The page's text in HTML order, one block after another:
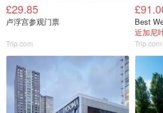
£29.85
卢浮宫参观门票
Trip.com
Best
Trip.com